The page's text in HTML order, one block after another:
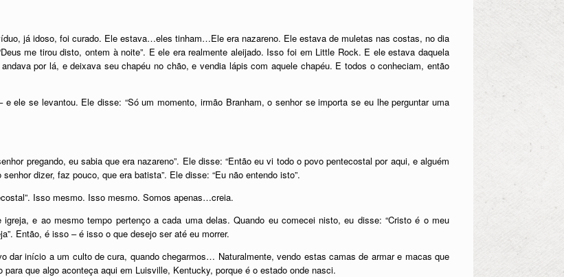
já idoso, foi curado. Ele estava…eles tinham…Ele era nazareno. Ele estava de muletas nas costas, no dia
me tirou disto, ontem à noite”. E ele era realmente aleijado. Isso foi em Little Rock. E ele estava daquela
por lá, e deixava seu chapéu no chão, e vendia lápis com aquele chapéu. E todos o conheciam, então
ele se levantou. Ele disse: “Só um momento, irmão Branham, o senhor se importa se eu lhe perguntar uma
pregando, eu sabia que era nazareno”. Ele disse: “Então eu vi todo o povo pentecostal por aqui, e alguém
dizer, faz pouco, que era batista”. Ele disse: “Eu não entendo isto”.
Isso mesmo. Isso mesmo. Somos apenas…creia.
e ao mesmo tempo pertenço a cada uma delas. Quando eu comecei nisto, eu disse: “Cristo é o meu
Então, é isso – é isso o que desejo ser até eu morrer.
dar início a um culto de cura, quando chegarmos… Naturalmente, vendo estas camas de armar e macas que
que algo aconteça aqui em Luisville, Kentucky, porque é o estado onde nasci.